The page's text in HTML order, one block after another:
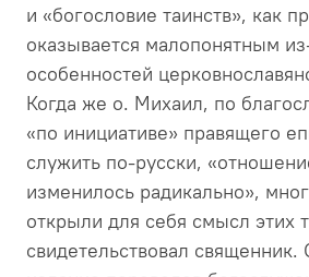
и «богословие таинств», как
оказывается малопонятным
особенностей
Когда же о. Михаил, по
«по инициативе» правящего
служить по-русски,
изменилось радикально»,
открыли для себя смысл этих
свидетельствовал священник.